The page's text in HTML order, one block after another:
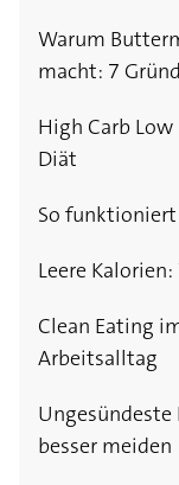
Warum
macht: 7
High Carb
Diät
So
Leere
Clean Eating
Arbeitsalltag
Ungesündeste
besser meiden